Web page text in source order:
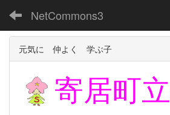
NetCommons3
元気に 仲よく 学ぶ子
寄居町立